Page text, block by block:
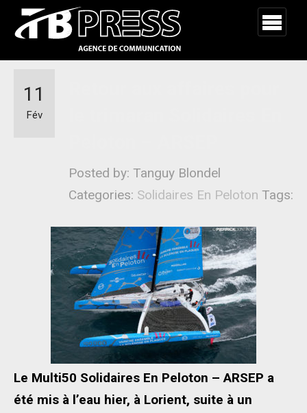
Posted by: Tanguy Blondel
Categories: Solidaires En Peloton Tags:
11
Fév
Le Multi50 Solidaires En Peloton – ARSEP a
été mis à l’eau hier, à Lorient, suite à un